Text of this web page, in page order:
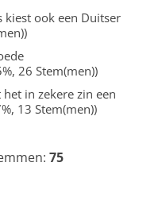
kiest ook een Duitser
26 Stem(men))
in zekere zin een
13 Stem(men))
75